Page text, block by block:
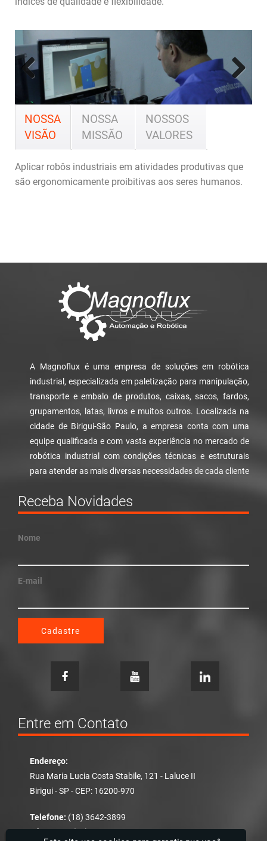
Previous Next
NOSSA
VISÃO
NOSSA
MISSÃO
NOSSOS
VALORES
Aplicar robôs industriais em atividades produtivas que
são ergonomicamente proibitivas aos seres humanos.
industrial, especializada em paletização para manipulação,
transporte e embalo de produtos, caixas, sacos, fardos,
grupamentos, latas, livros e muitos outros. Localizada na
cidade de Birigui-São Paulo, a empresa conta com uma
equipe qualificada e com vasta experiência no mercado de
robótica industrial com condições técnicas e estruturais
para atender as mais diversas necessidades de cada cliente
E-mail
Cadastre
Rua Maria Lucia Costa Stabile, 121 - Laluce II
Birigui - SP - CEP: 16200-970
WhatsApp:(18) 3642-3899
E-mail:contato@magnoflux.com.br